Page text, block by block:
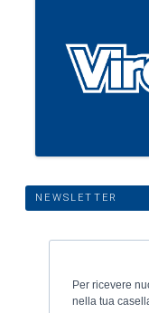
NEWSLETTER